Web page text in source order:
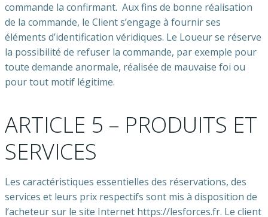
commande la confirmant. Aux fins de bonne réalisation
de la commande, le Client s’engage à fournir ses
éléments d’identification véridiques. Le Loueur se réserve
la possibilité de refuser la commande, par exemple pour
toute demande anormale, réalisée de mauvaise foi ou
pour tout motif légitime.
ARTICLE 5 – PRODUITS ET
SERVICES
Les caractéristiques essentielles des réservations, des
services et leurs prix respectifs sont mis à disposition de
l’acheteur sur le site Internet https://lesforces.fr. Le client